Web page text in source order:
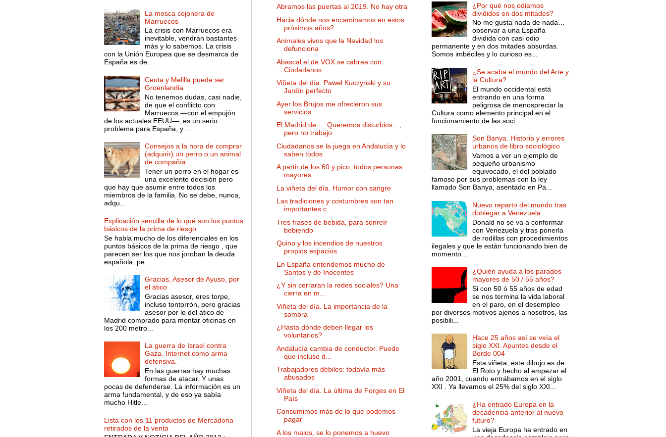
La mosca cojonera de
Marruecos
La crisis con Marruecos era
inevitable, vendrán bastantes
más y lo sabemos. La crisis
con la Unión Europea que se desmarca de
España es de...
Ceuta y Melilla puede ser
Groenlandia
No tenemos dudas, casi nadie,
de que el conflicto con
Marruecos —con el empujón
de los actuales EEUU—, es un serio
problema para España, y ...
Consejos a la hora de comprar
(adquirir) un perro o un animal
de compañía
Tener un perro en el hogar es
una excelente decisión pero
que hay que asumir entre todos los
miembros de la familia. No se debe, nunca,
adqu...
Explicación sencilla de lo qué son los puntos
básicos de la prima de riesgo
Se habla mucho de los diferenciales en los
puntos básicos de la prima de riesgo , que
parecen ser los que nos joroban la deuda
española, pe...
Gracias, Asesor de Ayuso, por
el ático
Gracias asesor, eres torpe,
incluso tontorrón, pero gracias
asesor por lo del ático de
Madrid comprado para montar oficinas en
los 200 metro...
La guerra de Israel contra
Gaza. Internet como arma
defensiva.
En las guerras hay muchas
formas de atacar. Y unas
pocas de defenderse. La información es un
arma fundamental, y de eso ya sabía
mucho Hitle...
Lista con los 11 productos de Mercadona
retirados de la venta
Abramos las puertas al 2019. No hay otra
Hacia dónde nos encaminamos en estos
próximos años?
Animales vivos que la Navidad los
defunciona
Abascal el de VOX se cabrea con
Ciudadanos
Viñeta del día. Pawel Kuczynski y su
Jardín perfecto
Ayer los Brujos me ofrecieron sus
servicios
El Madrid de…: Queremos disturbios…,
pero no trabajo
Ciudadanos se la juega en Andalucía y lo
saben todos
A partir de los 60 y pico, todos personas
mayores
La viñeta del día. Humor con sangre
Las tradiciones y costumbres son tan
importantes c...
Tres frases de bebida, para sonreír
bebiendo
Quino y los incendios de nuestros
propios espacios
En España entendemos mucho de
Santos y de Inocentes
¿Y sin cerraran la redes sociales? Una
cierra en m...
Viñeta del día. La importancia de la
sombra
¿Hasta dónde deben llegar los
voluntarios?
Andalucía cambia de conductor. Puede
que incluso d...
Trabajadores débiles: todavía más
abusados
Viñeta del día. La última de Forges en El
País
Consumimos más de lo que podemos
pagar
A los malos, se lo ponemos a huevo
¿Por qué nos odiamos
divididos en dos mitades?
No me gusta nada de nada…
observar a una España
dividida con casi odio
permanente y en dos mitades absurdas.
Somos imbéciles y lo curioso es...
¿Se acaba el mundo del Arte y
la Cultura?
El mundo occidental está
entrando en una forma
peligrosa de menospreciar la
Cultura como elemento principal en el
funcionamiento de las soci...
Son Banya. Historia y errores
urbanos de libro sociológico
Vamos a ver un ejemplo de
pequeño urbanismo
equivocado, el del poblado
famoso por sus problemas con la ley
llamado Son Banya, asentado en Pa...
Nuevo reparto del mundo tras
doblegar a Venezuela
Donald no se va a conformar
con Venezuela y tras ponerla
de rodillas con procedimientos
ilegales y que le están funcionando bien de
momento...
¿Quién ayuda a los parados
mayores de 50 / 55 años?
Si con 50 ó 55 años de edad
se nos termina la vida laboral
en el paro, en el desempleo
por diversos motivos ajenos a nosotros, las
posibili...
Hace 25 años así se veía el
siglo XXI. Apuntes desde el
Borde 004
Esta viñeta, este dibujo es de
El Roto y hecho al empezar el
año 2001, cuando entrábamos en el siglo
XXI . Ya llevamos el 25% del siglo XXI...
¿Ha entrado Europa en la
decadencia anterior al nuevo
futuro?
La vieja Europa ha entrado en